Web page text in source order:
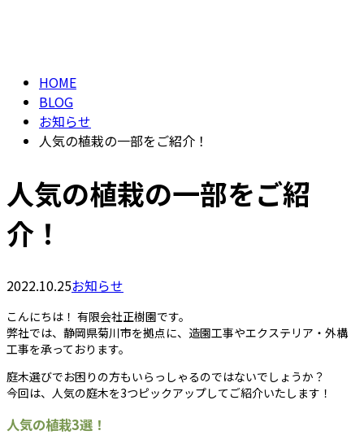
HOME
BLOG
お知らせ
人気の植栽の一部をご紹介！
人気の植栽の一部をご紹
介！
2022.10.25お知らせ
こんにちは！ 有限会社正樹園です。
弊社では、静岡県菊川市を拠点に、造園工事やエクステリア・外構
工事を承っております。
庭木選びでお困りの方もいらっしゃるのではないでしょうか？
今回は、人気の庭木を3つピックアップしてご紹介いたします！
人気の植栽3選！